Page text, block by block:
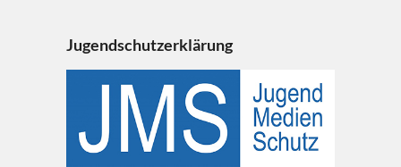
Jugendschutzerklärung